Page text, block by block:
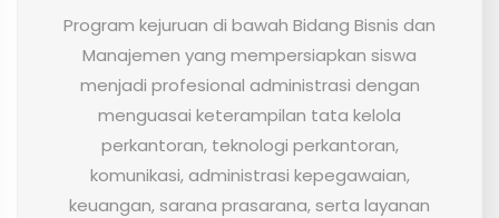
Program kejuruan di bawah Bidang Bisnis dan
Manajemen yang mempersiapkan siswa
menjadi profesional administrasi dengan
menguasai keterampilan tata kelola
perkantoran, teknologi perkantoran,
komunikasi, administrasi kepegawaian,
keuangan, sarana prasarana, serta layanan